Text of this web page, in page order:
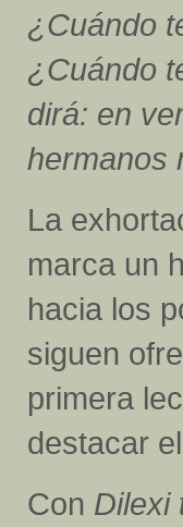
¿Cuándo
¿Cuándo
dirá: en
hermanos
La
marca un
hacia los
siguen
primera
destacar
Con Dilexi